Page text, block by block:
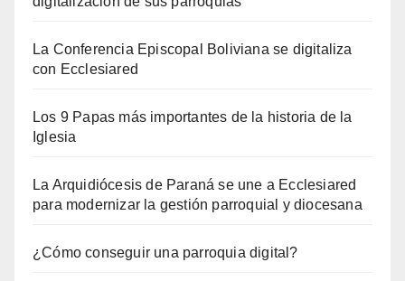
La Conferencia Episcopal Boliviana se digitaliza
con Ecclesiared
Los 9 Papas más importantes de la historia de la
Iglesia
La Arquidiócesis de Paraná se une a Ecclesiared
para modernizar la gestión parroquial y diocesana
¿Cómo conseguir una parroquia digital?